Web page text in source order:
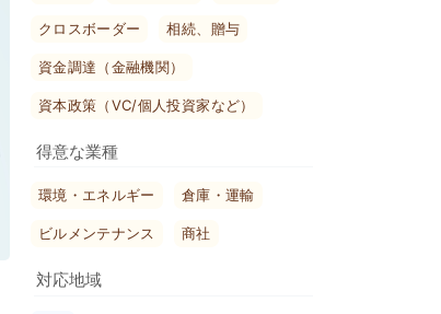
クロスボーダー 相続、贈与
資金調達（金融機関）
資本政策（VC/個人投資家など）
得意な業種
環境・エネルギー 倉庫・運輸
ビルメンテナンス 商社
対応地域